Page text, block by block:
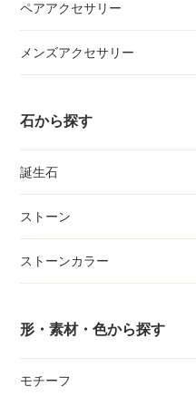
ペアアクセサリー
メンズアクセサリー
石から探す
誕生石
ストーン
ストーンカラー
形・素材・色から探す
モチーフ